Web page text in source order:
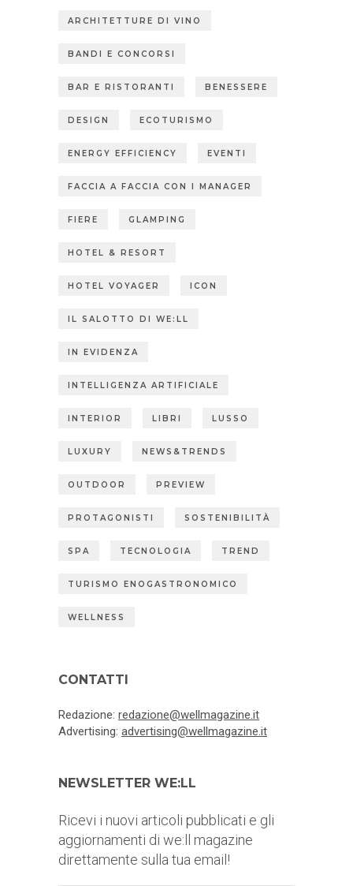
ARCHITETTURE DI VINO
BANDI E CONCORSI
BAR E RISTORANTI BENESSERE
DESIGN ECOTURISMO
ENERGY EFFICIENCY EVENTI
FACCIA A FACCIA CON I MANAGER
FIERE GLAMPING
HOTEL & RESORT
HOTEL VOYAGER ICON
IL SALOTTO DI WE:LL
IN EVIDENZA
INTELLIGENZA ARTIFICIALE
INTERIOR LIBRI LUSSO
LUXURY NEWS&TRENDS
OUTDOOR PREVIEW
PROTAGONISTI SOSTENIBILITÀ
SPA TECNOLOGIA TREND
TURISMO ENOGASTRONOMICO
WELLNESS
CONTATTI
Redazione: redazione@wellmagazine.it
Advertising: advertising@wellmagazine.it
NEWSLETTER WE:LL
Ricevi i nuovi articoli pubblicati e gli
aggiornamenti di we:ll magazine
direttamente sulla tua email!